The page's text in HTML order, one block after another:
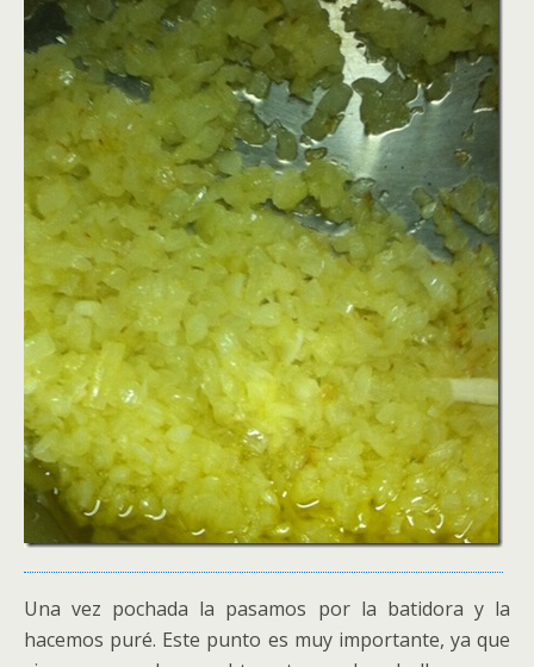
Una vez pochada la pasamos por la batidora y la
hacemos puré. Este punto es muy importante, ya que